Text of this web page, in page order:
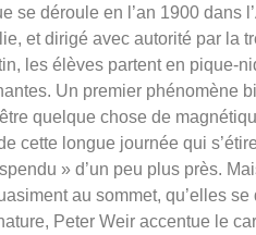
se déroule en l’an 1900 dans
et dirigé avec autorité par la
les élèves partent en pique-
Un premier phénomène
quelque chose de
cette longue journée qui
» d’un peu plus près.
au sommet, qu’elles
Peter Weir accentue le